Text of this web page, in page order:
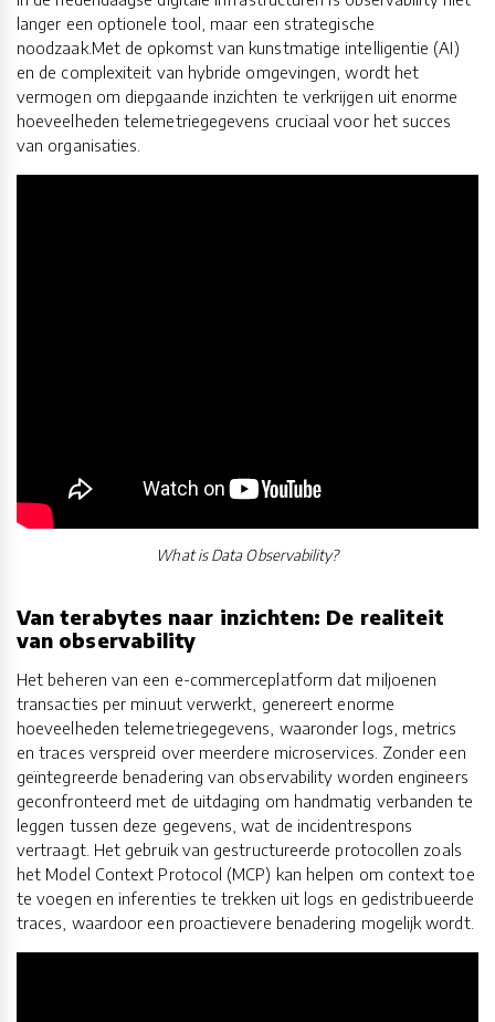
langer een optionele tool, maar een strategische
noodzaak.Met de opkomst van kunstmatige intelligentie (AI)
en de complexiteit van hybride omgevingen, wordt het
vermogen om diepgaande inzichten te verkrijgen uit enorme
hoeveelheden telemetriegegevens cruciaal voor het succes
van organisaties.
What is Data Observability?
Van terabytes naar inzichten: De realiteit
van observability
Het beheren van een e-commerceplatform dat miljoenen
transacties per minuut verwerkt, genereert enorme
hoeveelheden telemetriegegevens, waaronder logs, metrics
en traces verspreid over meerdere microservices. Zonder een
geïntegreerde benadering van observability worden engineers
geconfronteerd met de uitdaging om handmatig verbanden te
leggen tussen deze gegevens, wat de incidentrespons
vertraagt. Het gebruik van gestructureerde protocollen zoals
het Model Context Protocol (MCP) kan helpen om context toe
te voegen en inferenties te trekken uit logs en gedistribueerde
traces, waardoor een proactievere benadering mogelijk wordt.